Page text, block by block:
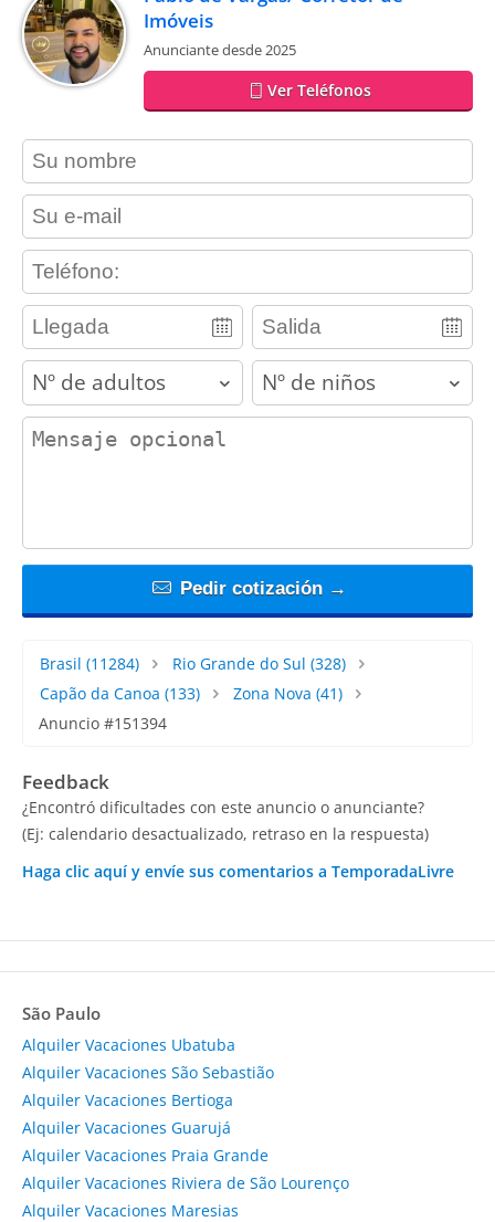
Imóveis
Anunciante desde 2025
Ver Teléfonos
contact_name
contact_email
contact_phone
adults children
contact_message
Pedir cotización →
Brasil (11284) Rio Grande do Sul (328)
Capão da Canoa (133) Zona Nova (41)
Anuncio #151394
Feedback
¿Encontró dificultades con este anuncio o anunciante?
(Ej: calendario desactualizado, retraso en la respuesta)
Haga clic aquí y envíe sus comentarios a TemporadaLivre
São Paulo
Alquiler Vacaciones Ubatuba
Alquiler Vacaciones São Sebastião
Alquiler Vacaciones Bertioga
Alquiler Vacaciones Guarujá
Alquiler Vacaciones Praia Grande
Alquiler Vacaciones Riviera de São Lourenço
Alquiler Vacaciones Maresias